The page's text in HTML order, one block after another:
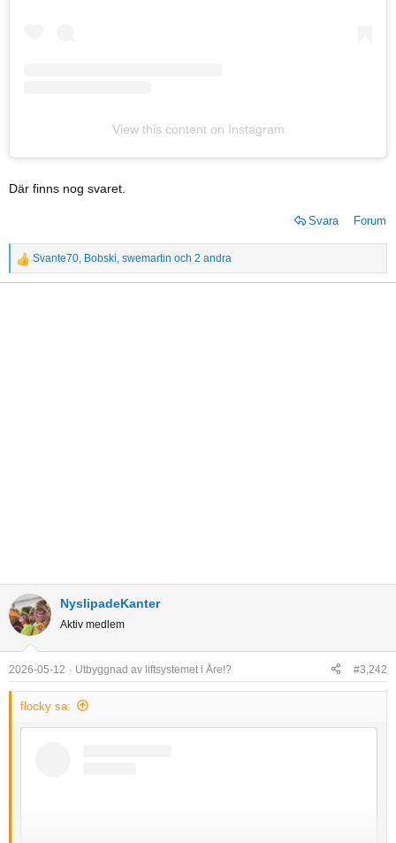
View this content on Instagram
Där finns nog svaret.
Svara Forum
R
e
Svante70, Bobski, swemartin och 2 andra
NyslipadeKanter
Aktiv medlem
2026-05-12 Utbyggnad av liftsystemet i Åre!? #3,242
flocky sa: